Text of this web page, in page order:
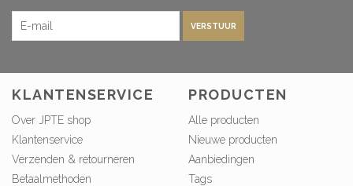
VERSTUUR
KLANTENSERVICE
Over JPTE shop
Klantenservice
Verzenden & retourneren
Betaalmethoden
PRODUCTEN
Alle producten
Nieuwe producten
Aanbiedingen
Tags